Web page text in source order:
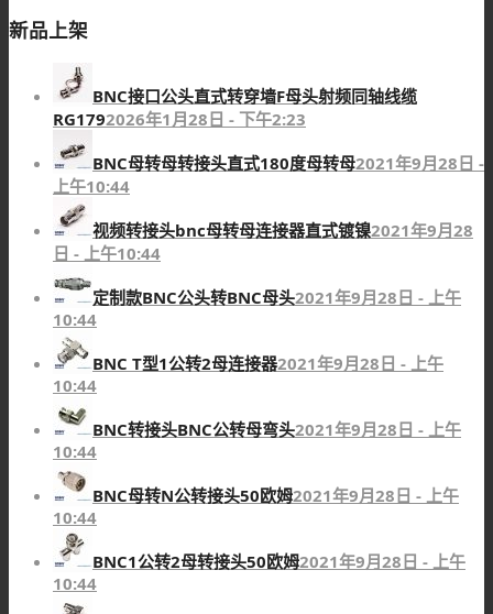
新品上架
BNC接口公头直式转穿墙F母头射频同轴线缆
RG1792026年1月28日 - 下午2:23
BNC母转母转接头直式180度母转母2021年9月28日 -
上午10:44
视频转接头bnc母转母连接器直式镀镍2021年9月28
日 - 上午10:44
定制款BNC公头转BNC母头2021年9月28日 - 上午
10:44
BNC T型1公转2母连接器2021年9月28日 - 上午
10:44
BNC转接头BNC公转母弯头2021年9月28日 - 上午
10:44
BNC母转N公转接头50欧姆2021年9月28日 - 上午
10:44
BNC1公转2母转接头50欧姆2021年9月28日 - 上午
10:44